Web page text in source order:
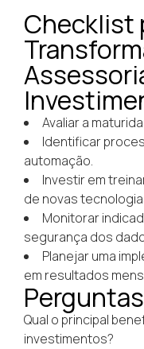
Checklist
Avaliar a
Identificar
automação.
Investir em
de novas
Monitorar
segurança dos
Planejar uma
em resultados
Qual o principal
investimentos?